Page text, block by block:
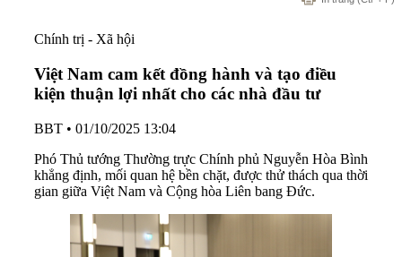
Chính trị - Xã hội
Việt Nam cam kết đồng hành và tạo điều
kiện thuận lợi nhất cho các nhà đầu tư
BBT • 01/10/2025 13:04
Phó Thủ tướng Thường trực Chính phủ Nguyễn Hòa Bình
khẳng định, mối quan hệ bền chặt, được thử thách qua thời
gian giữa Việt Nam và Cộng hòa Liên bang Đức.